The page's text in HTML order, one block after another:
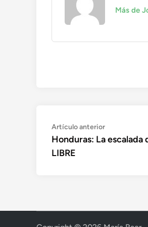
Más de
Navegación
de
entradas
Artículo anteriorArtículo
anterior:
Honduras: La
LIBRE